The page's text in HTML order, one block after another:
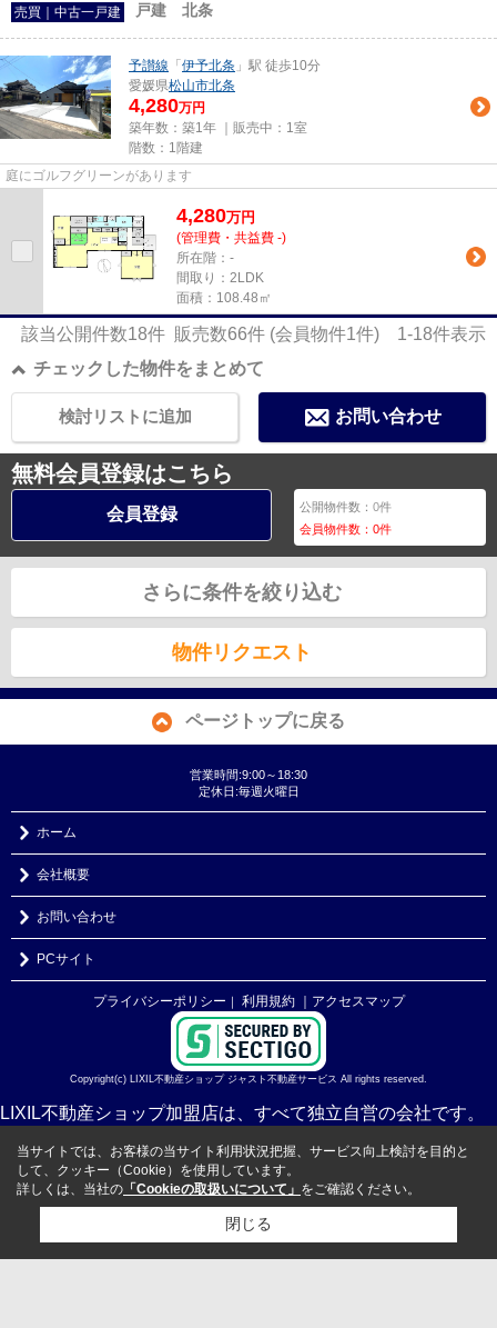
売買｜中古一戸建 戸建 北条
予讃線 「 伊予北条 」駅 徒歩10分
愛媛県松山市北条
4,280万円
築年数：築1年 ｜販売中： 1室
階数：1階建
庭にゴルフグリーンがあります
4,280万円
(管理費・共益費 -)
所在階：-
間取り：2LDK
面積：108.48㎡
該当公開件数18件 販売数66件 (会員物件1件) 1-18件表示
チェックした物件をまとめて
お問い合わせ
検討リストに追加
無料会員登録はこちら
会員登録 公開物件数：0件
会員物件数：0件
さらに条件を絞り込む
物件リクエスト
ページトップに戻る
営業時間:9:00～18:30
定休日:毎週火曜日
ホーム
会社概要
お問い合わせ
PCサイト
プライバシーポリシー ｜ 利用規約 ｜アクセスマップ
Copyright(c) LIXIL不動産ショップ ジャスト不動産サービス All rights reserved.
LIXIL不動産ショップ加盟店は、すべて独立自営の会社です。
当サイトでは、お客様の当サイト利用状況把握、サービス向上検討を目的と
して、クッキー（Cookie）を使用しています。
詳しくは、当社の 「Cookieの取扱いについて」 をご確認ください。
閉じる